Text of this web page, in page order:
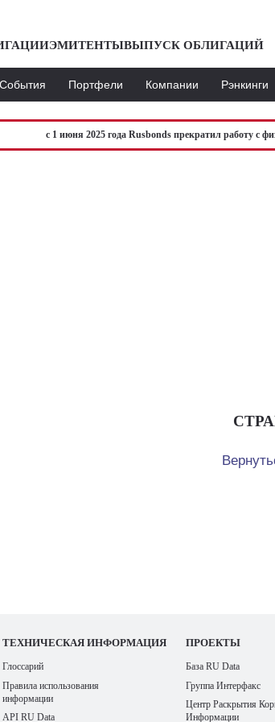
ЭМИТЕНТЫВЫПУСК ОБЛИГАЦИЙ
События Портфели Компании Рэнкинги
с 1 июня 2025 года Rusbonds прекратил работу с
ТЕХНИЧЕСКАЯ ИНФОРМАЦИЯ
Глоссарий
Правила использования
информации
API RU Data
ПРОЕКТЫ
База RU Data
Группа Интерфакс
Центр Раскрытия
Информации